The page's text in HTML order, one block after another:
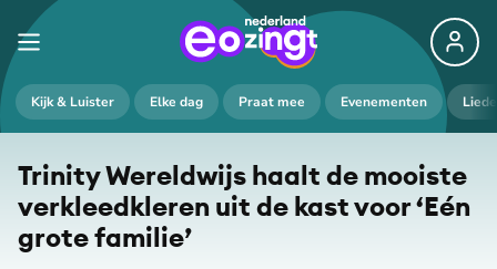
Kijk & Luister Elke dag Praat mee Evenementen
Trinity Wereldwijs haalt de mooiste
ver­kleed­kle­ren uit de kast voor ‘Eén
grote familie’